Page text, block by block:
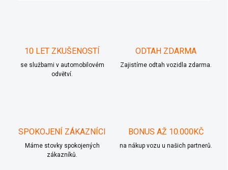
10 LET ZKUŠENOSTÍ
se službami v automobilovém
odvětví.
ODTAH ZDARMA
Zajistíme odtah vozidla zdarma.
SPOKOJENÍ ZÁKAZNÍCI
Máme stovky spokojených
zákazníků.
BONUS AŽ 10.000KČ
na nákup vozu u našich partnerů.